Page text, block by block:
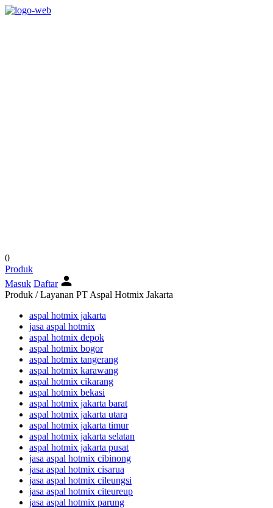
0
Produk
Masuk Daftar
Produk / Layanan PT Aspal Hotmix Jakarta
aspal hotmix jakarta
jasa aspal hotmix
aspal hotmix depok
aspal hotmix bogor
aspal hotmix tangerang
aspal hotmix karawang
aspal hotmix cikarang
aspal hotmix bekasi
aspal hotmix jakarta barat
aspal hotmix jakarta utara
aspal hotmix jakarta timur
aspal hotmix jakarta selatan
aspal hotmix jakarta pusat
jasa aspal hotmix cibinong
jasa aspal hotmix cisarua
jasa aspal hotmix cileungsi
jasa aspal hotmix citeureup
jasa aspal hotmix parung